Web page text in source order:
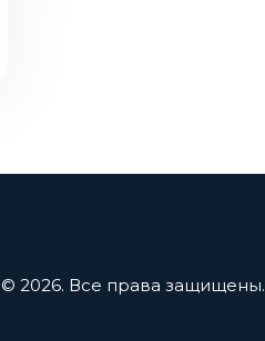
© 2026. Все права защищены.